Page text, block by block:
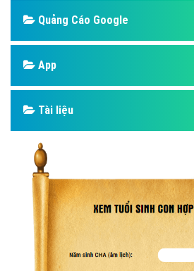
Quảng Cáo Google
App
Tài liệu